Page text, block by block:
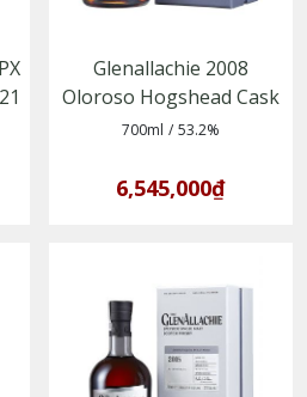
Glenallachie 2008
Oloroso Hogshead Cask
no. 7690
700ml / 53.2%
6,545,000₫